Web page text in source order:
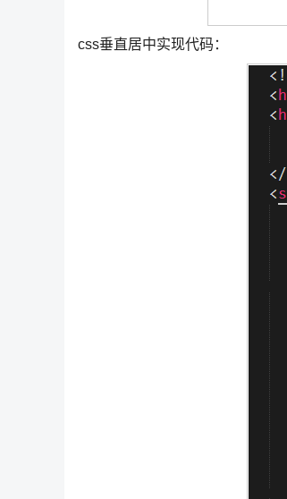
css垂直居中实现代码：